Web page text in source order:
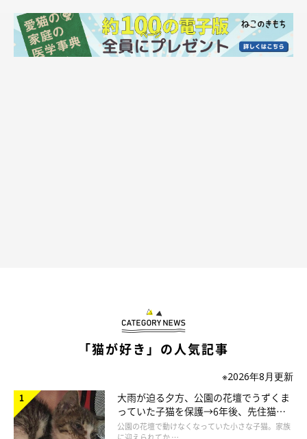
チーズの箱を必死に前足で押さえて、取られないようにするノノ
残念ながらこれは食べられないから……ほかのもので我慢してね
っ！(*>_<*)ﾉ
「猫が好き」の人気記事
※2026年8月更新
大雨が迫る夕方、公園の花壇でうずくま
っていた子猫を保護→6年後、先住猫
と“姉妹”のような関係に
公園の花壇で動けなくなっていた小さな子猫。家族